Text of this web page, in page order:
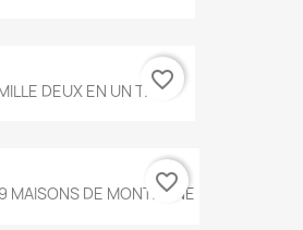
DEUX EN UN T.675
favorite_border
MAISONS DE MONTAGNE
favorite_border